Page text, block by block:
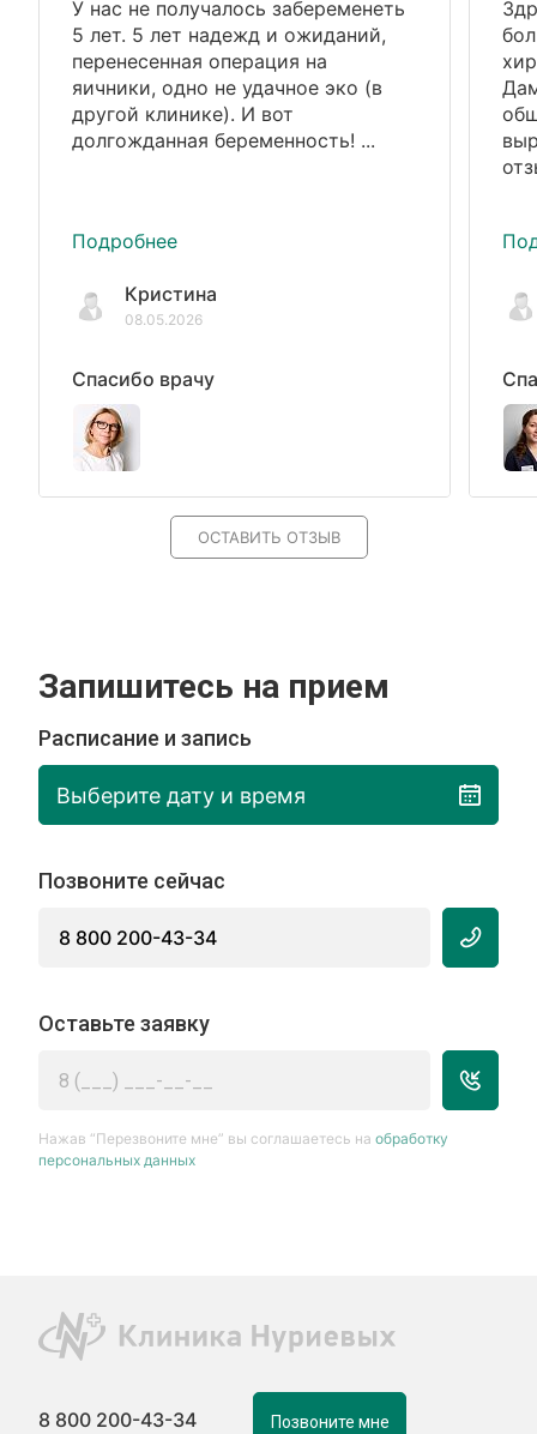
У нас не получалось забеременеть
5 лет. 5 лет надежд и ожиданий,
перенесенная операция на
яичники, одно не удачное эко (в
другой клинике). И вот
долгожданная беременность! ...
Подробнее
Кристина
08.05.2026
Спасибо врачу
ОСТАВИТЬ ОТЗЫВ
Запишитесь на прием
Расписание и запись
Выберите дату и время
Позвоните сейчас
8 800 200-43-34
Оставьте заявку
Нажав “Перезвоните мне” вы соглашаетесь наобработку
персональных данных
8 800 200-43-34 Позвоните мне